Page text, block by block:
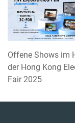
Offene Shows im
der Hong Kong
Fair 2025